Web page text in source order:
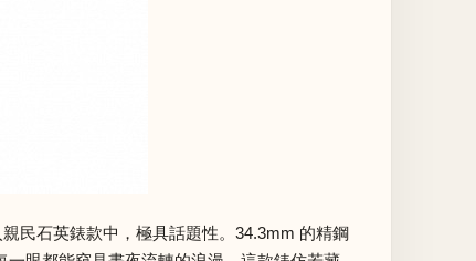
民石英錶款中，極具話題性。34.3mm 的精鋼